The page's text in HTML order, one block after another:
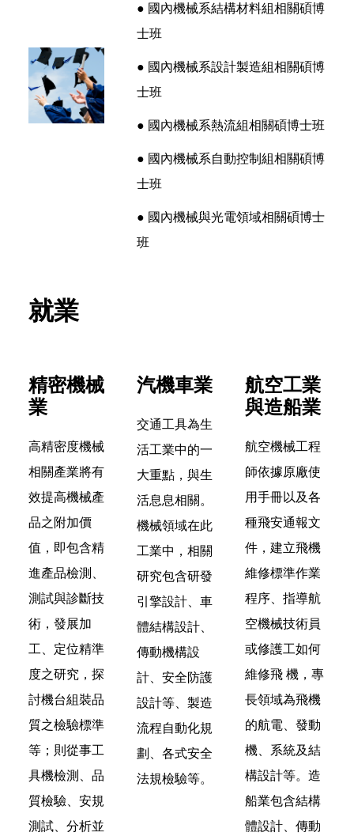
● 國內機械系結構材料組相關碩博
士班
● 國內機械系設計製造組相關碩博
士班
● 國內機械系熱流組相關碩博士班
● 國內機械系自動控制組相關碩博
士班
● 國內機械與光電領域相關碩博士
班
就業
精密機械
業
高精密度機械
相關產業將有
效提高機械產
品之附加價
值，即包含精
進產品檢測、
測試與診斷技
術，發展加
工、定位精準
度之研究，探
討機台組裝品
質之檢驗標準
等；則從事工
具機檢測、品
質檢驗、安規
測試、分析並
汽機車業
交通工具為生
活工業中的一
大重點，與生
活息息相關。
機械領域在此
工業中，相關
研究包含研發
引擎設計、車
體結構設計、
傳動機構設
計、安全防護
設計等、製造
流程自動化規
劃、各式安全
法規檢驗等。
航空工業
與造船業
航空機械工程
師依據原廠使
用手冊以及各
種飛安通報文
件，建立飛機
維修標準作業
程序、指導航
空機械技術員
或修護工如何
維修飛 機，專
長領域為飛機
的航電、發動
機、系統及結
構設計等。造
船業包含結構
體設計、傳動